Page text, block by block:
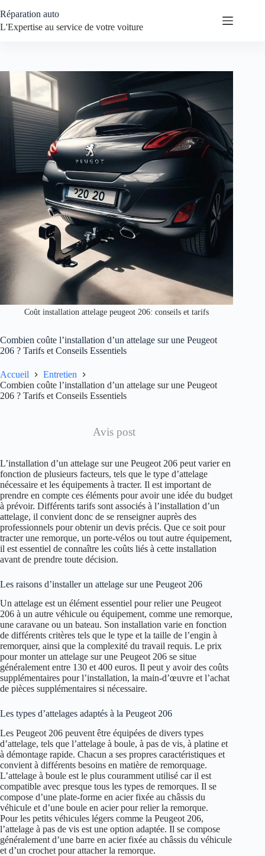
au
contenu
Réparation auto
L'Expertise au service de votre voiture
Coût installation attelage peugeot 206: conseils et tarifs
Combien coûte l’installation d’un attelage sur une Peugeot
206 ? Tarifs et Conseils Essentiels
Accueil
Entretien
Combien coûte l’installation d’un attelage sur une Peugeot
206 ? Tarifs et Conseils Essentiels
Avis post
L’installation d’un attelage sur une Peugeot 206 peut varier en
fonction de plusieurs facteurs, tels que le type d’attelage
nécessaire et les équipements à tracter. Il est important de
prendre en compte ces éléments pour avoir une idée du budget
à prévoir. Différents tarifs sont associés à l’installation d’un
attelage, il convient donc de se renseigner auprès des
professionnels pour obtenir un devis précis. Que ce soit pour
tracter une remorque, un porte-vélos ou tout autre équipement,
il est essentiel de connaître les coûts liés à cette installation
avant de prendre toute décision.
Les raisons d’installer un attelage sur une Peugeot 206
Un attelage est un élément essentiel pour relier une Peugeot
206 à un autre véhicule ou équipement, comme une remorque,
une caravane ou un bateau. Son installation varie en fonction
de différents critères tels que le type et la taille de l’engin à
remorquer, ainsi que la complexité du travail requis. Le prix
pour monter un attelage sur une Peugeot 206 se situe
généralement entre 130 et 400 euros. Il peut y avoir des coûts
supplémentaires pour l’installation, la main-d’œuvre et l’achat
de pièces supplémentaires si nécessaire.
Les types d’attelages adaptés à la Peugeot 206
Les Peugeot 206 peuvent être équipées de divers types
d’attelage, tels que l’attelage à boule, à pas de vis, à platine et
à démontage rapide. Chacun a ses propres caractéristiques et
convient à différents besoins en matière de remorquage.
L’attelage à boule est le plus couramment utilisé car il est
compatible avec presque tous les types de remorques. Il se
compose d’une plate-forme en acier fixée au châssis du
véhicule et d’une boule en acier pour relier la remorque.
Pour les petits véhicules légers comme la Peugeot 206,
l’attelage à pas de vis est une option adaptée. Il se compose
généralement d’une barre en acier fixée au châssis du véhicule
et d’un crochet pour attacher la remorque.